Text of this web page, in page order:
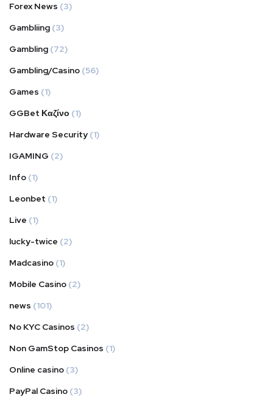
Forex News (3)
Gambliing (3)
Gambling (72)
Gambling/Casino (56)
Games (1)
GGBet Καζίνο (1)
Hardware Security (1)
IGAMING (2)
Info (1)
Leonbet (1)
Live (1)
lucky-twice (2)
Madcasino (1)
Mobile Casino (2)
news (101)
No KYC Casinos (2)
Non GamStop Casinos (1)
Online casino (3)
PayPal Casino (3)